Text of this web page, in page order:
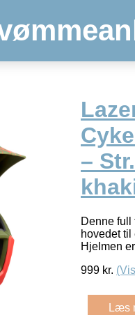
–
Denne full
hovedet
Hjelmen
999 kr.
Læs